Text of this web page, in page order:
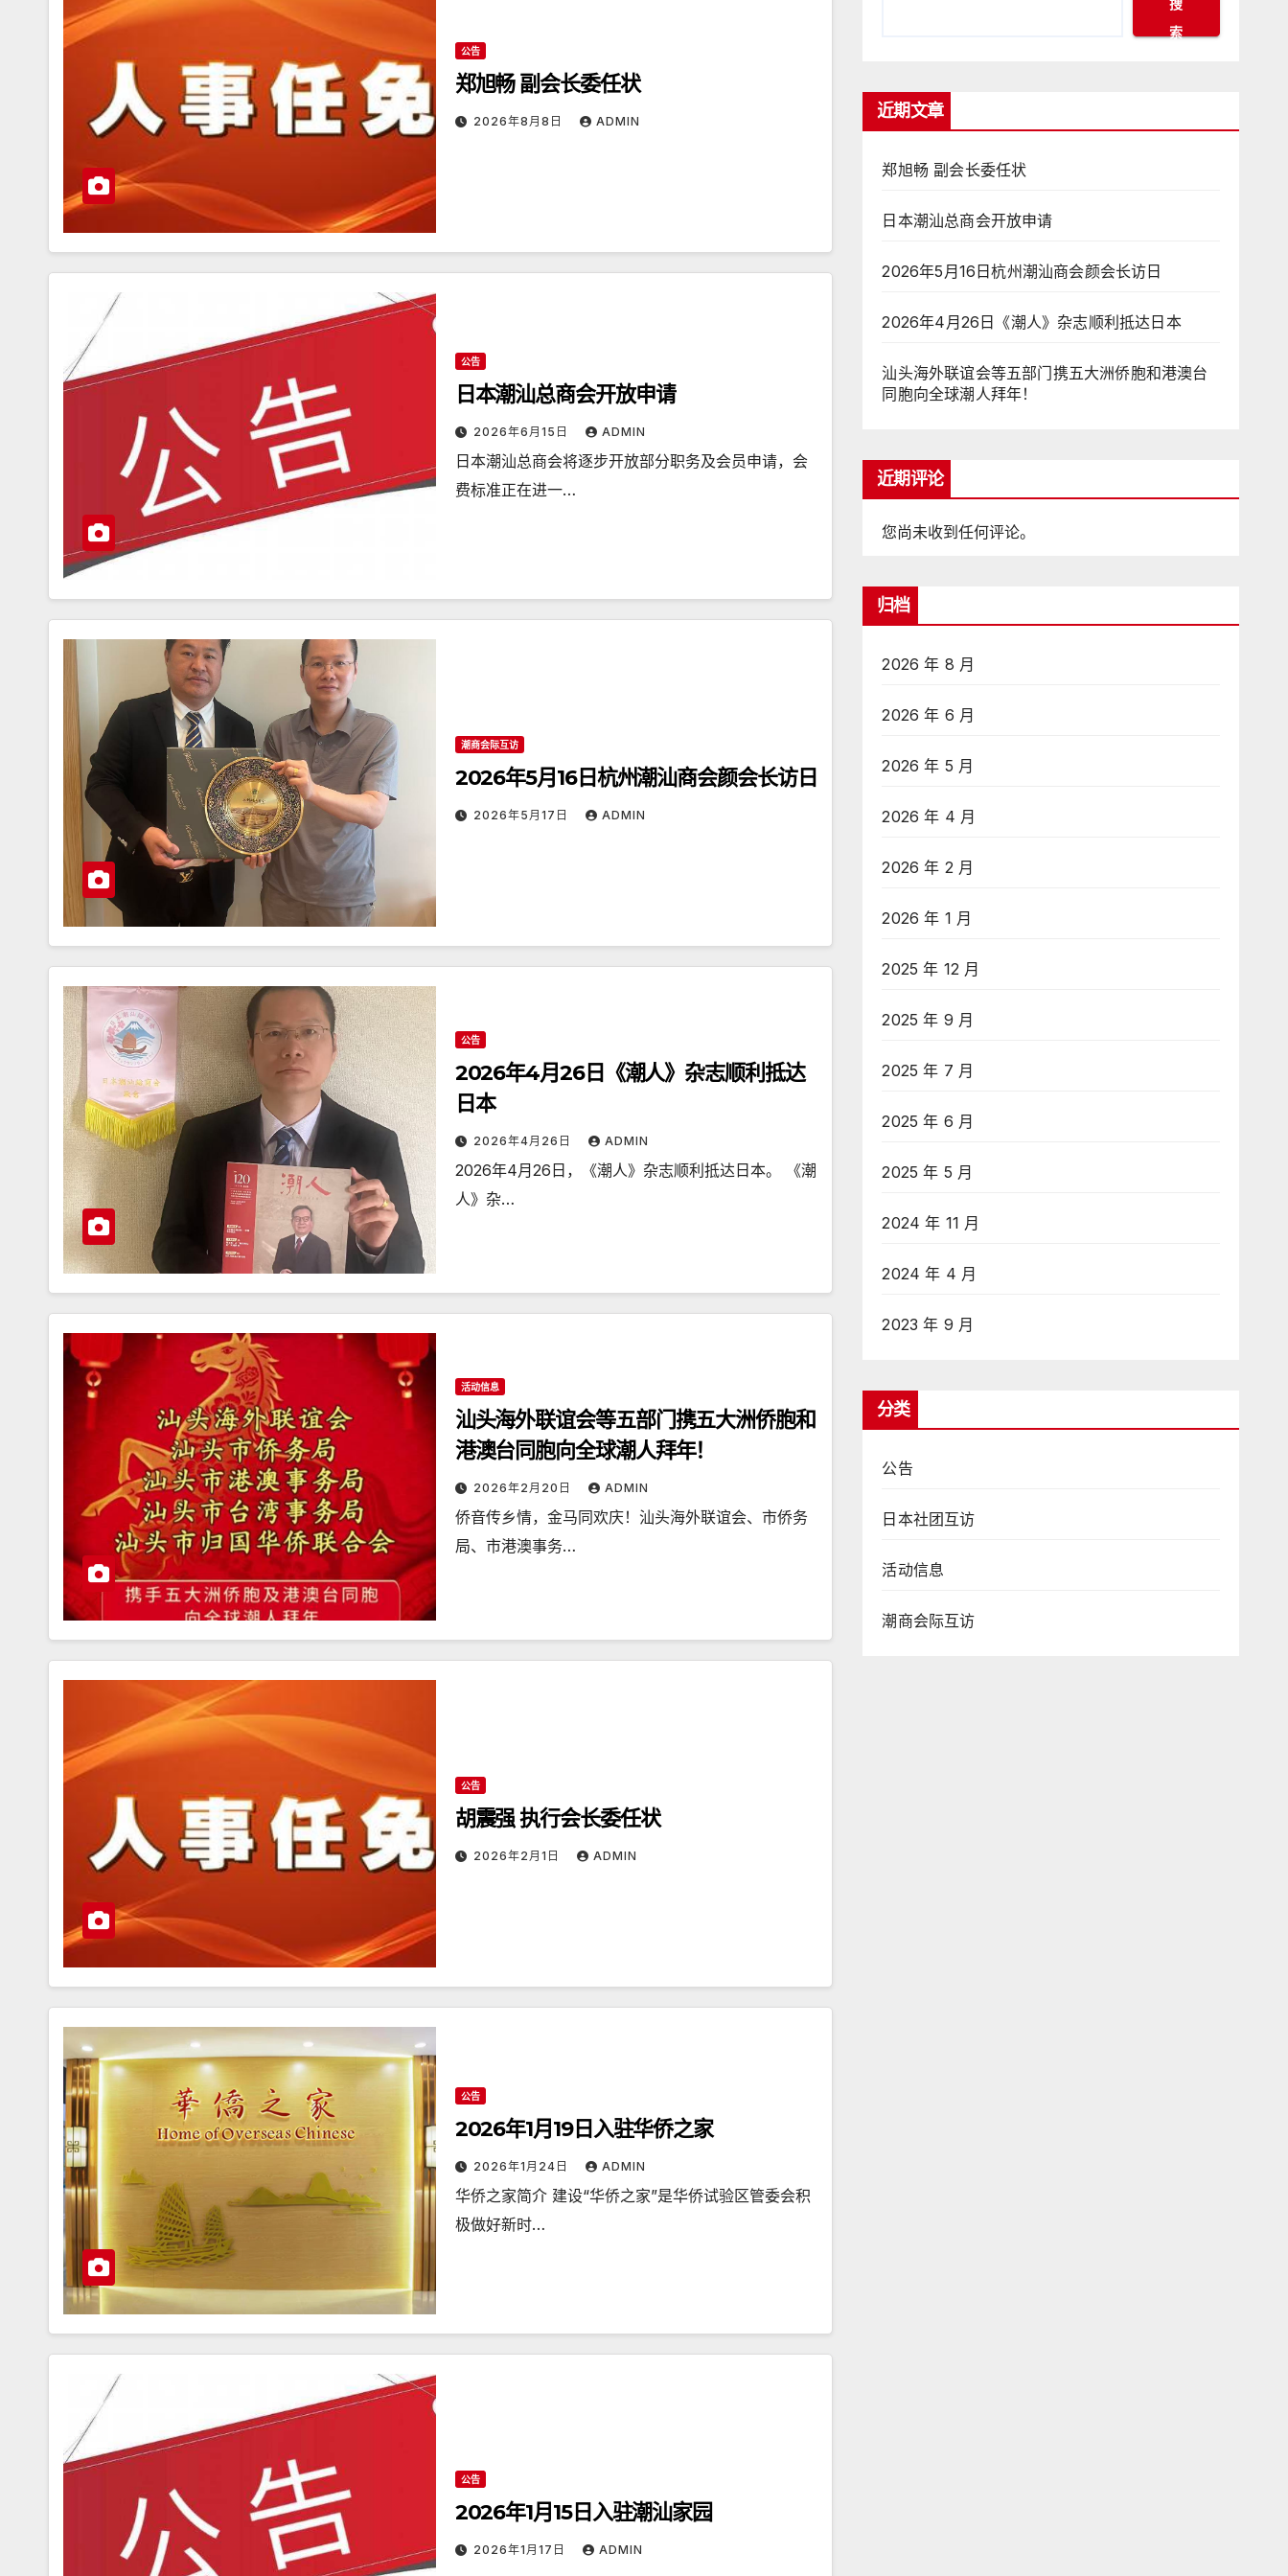
公告
郑旭畅 副会长委任状
2026年8月8日 ADMIN
公告
日本潮汕总商会开放申请
2026年6月15日 ADMIN
日本潮汕总商会将逐步开放部分职务及会员申请，会
费标准正在进一…
潮商会际互访
2026年5月16日杭州潮汕商会颜会长访日
2026年5月17日 ADMIN
公告
2026年4月26日《潮人》杂志顺利抵达
日本
2026年4月26日 ADMIN
2026年4月26日，《潮人》杂志顺利抵达日本。 《潮
人》杂…
活动信息
汕头海外联谊会等五部门携五大洲侨胞和
港澳台同胞向全球潮人拜年！
2026年2月20日 ADMIN
侨音传乡情，金马同欢庆！汕头海外联谊会、市侨务
局、市港澳事务…
公告
胡震强 执行会长委任状
2026年2月1日 ADMIN
公告
2026年1月19日入驻华侨之家
2026年1月24日 ADMIN
华侨之家简介 建设“华侨之家”是华侨试验区管委会积
极做好新时…
公告
2026年1月15日入驻潮汕家园
2026年1月17日 ADMIN
搜
索
近期文章
郑旭畅 副会长委任状
日本潮汕总商会开放申请
2026年5月16日杭州潮汕商会颜会长访日
2026年4月26日《潮人》杂志顺利抵达日本
汕头海外联谊会等五部门携五大洲侨胞和港澳台
同胞向全球潮人拜年！
近期评论
您尚未收到任何评论。
归档
2026 年 8 月
2026 年 6 月
2026 年 5 月
2026 年 4 月
2026 年 2 月
2026 年 1 月
2025 年 12 月
2025 年 9 月
2025 年 7 月
2025 年 6 月
2025 年 5 月
2024 年 11 月
2024 年 4 月
2023 年 9 月
分类
公告
日本社团互访
活动信息
潮商会际互访